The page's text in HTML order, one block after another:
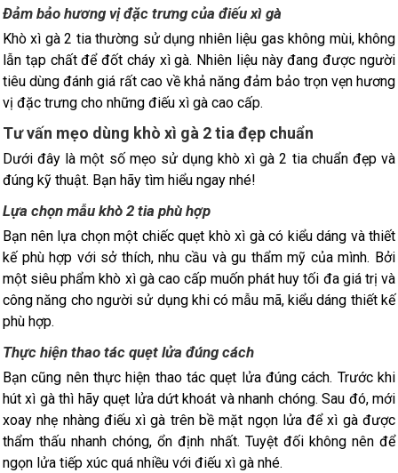
Đảm bảo hương vị đặc trưng của điếu xì gà
Khò xì gà 2 tia thường sử dụng nhiên liệu gas không mùi, không
lẫn tạp chất để đốt cháy xì gà. Nhiên liệu này đang được người
tiêu dùng đánh giá rất cao về khả năng đảm bảo trọn vẹn hương
vị đặc trưng cho những điếu xì gà cao cấp.
Tư vấn mẹo dùng khò xì gà 2 tia đẹp chuẩn
Dưới đây là một số mẹo sử dụng khò xì gà 2 tia chuẩn đẹp và
đúng kỹ thuật. Bạn hãy tìm hiểu ngay nhé!
Lựa chọn mẫu khò 2 tia phù hợp
Bạn nên lựa chọn một chiếc quẹt khò xì gà có kiểu dáng và thiết
kế phù hợp với sở thích, nhu cầu và gu thẩm mỹ của mình. Bởi
một siêu phẩm khò xì gà cao cấp muốn phát huy tối đa giá trị và
công năng cho người sử dụng khi có mẫu mã, kiểu dáng thiết kế
phù hợp.
Thực hiện thao tác quẹt lửa đúng cách
Bạn cũng nên thực hiện thao tác quẹt lửa đúng cách. Trước khi
hút xì gà thì hãy quẹt lửa dứt khoát và nhanh chóng. Sau đó, mới
xoay nhẹ nhàng điếu xì gà trên bề mặt ngọn lửa để xì gà được
thẩm thấu nhanh chóng, ổn định nhất. Tuyệt đối không nên để
ngọn lửa tiếp xúc quá nhiều với điếu xì gà nhé.